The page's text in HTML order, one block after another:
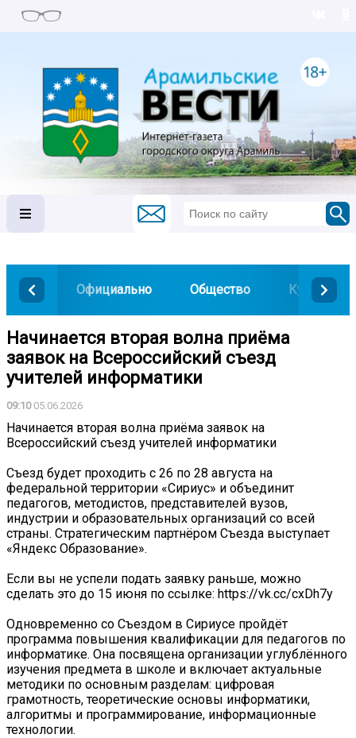
Официально Общество Культура
Начинается вторая волна приёма
заявок на Всероссийский съезд
учителей информатики
09:1005.06.2026
Начинается вторая волна приёма заявок на
Всероссийский съезд учителей информатики
Съезд будет проходить с 26 по 28 августа на
федеральной территории «Сириус» и объединит
педагогов, методистов, представителей вузов,
индустрии и образовательных организаций со всей
страны. Стратегическим партнёром Съезда выступает
«Яндекс Образование».
Если вы не успели подать заявку раньше, можно
сделать это до 15 июня по ссылке: https://vk.cc/cxDh7y
Одновременно со Съездом в Сириусе пройдёт
программа повышения квалификации для педагогов по
информатике. Она посвящена организации углублённого
изучения предмета в школе и включает актуальные
методики по основным разделам: цифровая
грамотность, теоретические основы информатики,
алгоритмы и программирование, информационные
технологии.